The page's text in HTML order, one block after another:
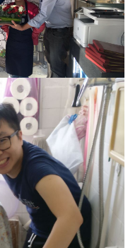
綻」 讓有特殊需要年